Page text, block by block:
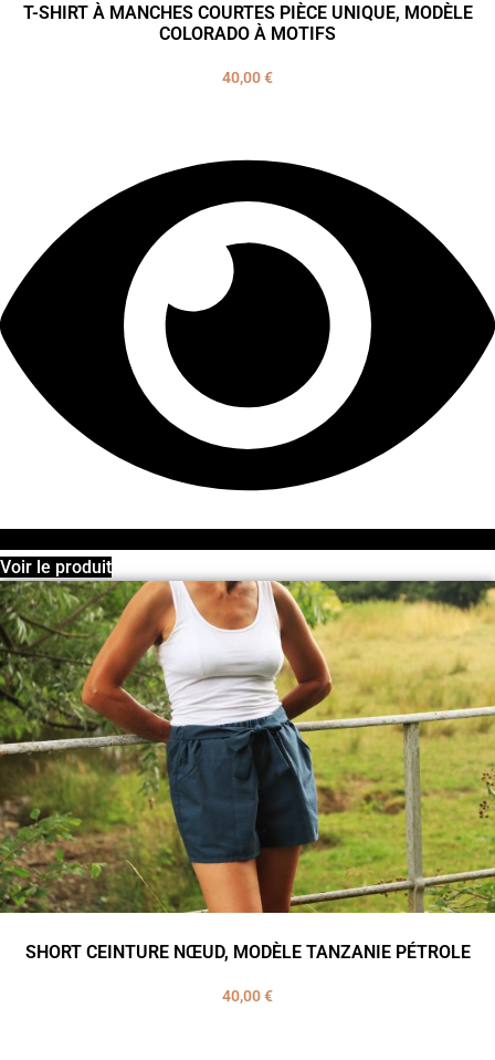
T-SHIRT À MANCHES COURTES PIÈCE UNIQUE, MODÈLE
COLORADO À MOTIFS
40,00€
Voir le produit
SHORT CEINTURE NŒUD, MODÈLE TANZANIE PÉTROLE
40,00€